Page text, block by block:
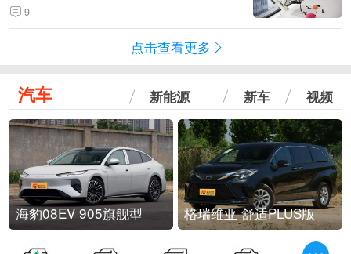
9
点击查看更多
汽车 新能源 新车 视频
海豹08EV 905旗舰型 格瑞维亚 舒适PLUS版